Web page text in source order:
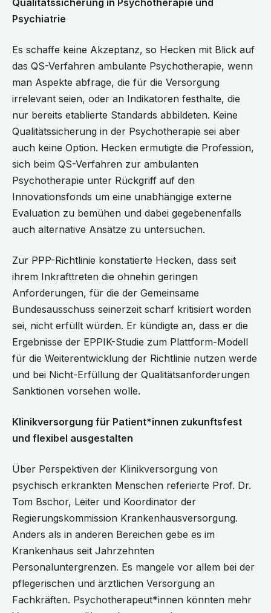
Qualitätssicherung in Psychotherapie und
Psychiatrie
Es schaffe keine Akzeptanz, so Hecken mit Blick auf
das QS-Verfahren ambulante Psychotherapie, wenn
man Aspekte abfrage, die für die Versorgung
irrelevant seien, oder an Indikatoren festhalte, die
nur bereits etablierte Standards abbildeten. Keine
Qualitätssicherung in der Psychotherapie sei aber
auch keine Option. Hecken ermutigte die Profession,
sich beim QS-Verfahren zur ambulanten
Psychotherapie unter Rückgriff auf den
Innovationsfonds um eine unabhängige externe
Evaluation zu bemühen und dabei gegebenenfalls
auch alternative Ansätze zu untersuchen.
Zur PPP-Richtlinie konstatierte Hecken, dass seit
ihrem Inkrafttreten die ohnehin geringen
Anforderungen, für die der Gemeinsame
Bundesausschuss seinerzeit scharf kritisiert worden
sei, nicht erfüllt würden. Er kündigte an, dass er die
Ergebnisse der EPPIK-Studie zum Plattform-Modell
für die Weiterentwicklung der Richtlinie nutzen werde
und bei Nicht-Erfüllung der Qualitätsanforderungen
Sanktionen vorsehen wolle.
Klinikversorgung für Patient*innen zukunftsfest
und flexibel ausgestalten
Über Perspektiven der Klinikversorgung von
psychisch erkrankten Menschen referierte Prof. Dr.
Tom Bschor, Leiter und Koordinator der
Regierungskommission Krankenhausversorgung.
Anders als in anderen Bereichen gebe es im
Krankenhaus seit Jahrzehnten
Personaluntergrenzen. Es mangele vor allem bei der
pflegerischen und ärztlichen Versorgung an
Fachkräften. Psychotherapeut*innen könnten mehr